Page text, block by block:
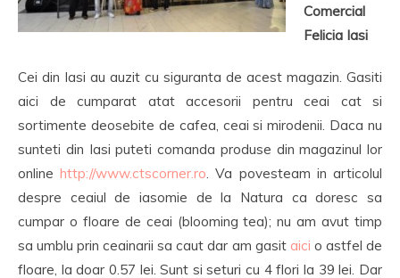
Comercial
Felicia Iasi
Cei din Iasi au auzit cu siguranta de acest magazin. Gasiti
aici de cumparat atat accesorii pentru ceai cat si
sortimente deosebite de cafea, ceai si mirodenii. Daca nu
sunteti din Iasi puteti comanda produse din magazinul lor
onlinehttp://www.ctscorner.ro. Va povesteam in articolul
despre ceaiul de iasomie de la Natura ca doresc sa
cumpar o floare de ceai (blooming tea); nu am avut timp
sa umblu prin ceainarii sa caut dar am gasit aici o astfel de
floare, la doar 0.57 lei. Sunt si seturi cu 4 flori la 39 lei. Dar